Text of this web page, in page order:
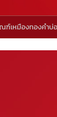
เหมืองทองคำบ่